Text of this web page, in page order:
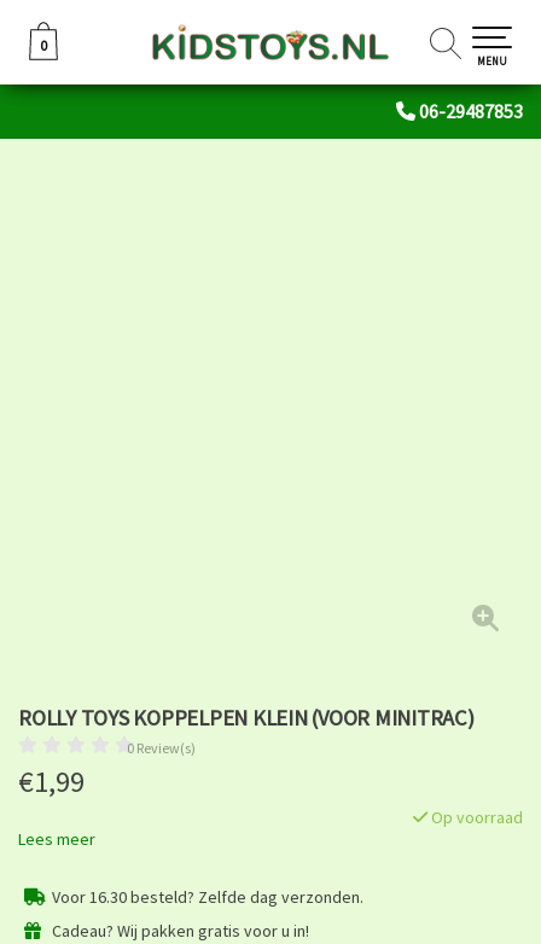
06-29487853
0
0
MENU
ROLLY TOYS KOPPELPEN KLEIN (VOOR MINITRAC)
0 Review(s)
€1,99
Op voorraad
Lees meer
Voor 16.30 besteld? Zelfde dag verzonden.
Cadeau? Wij pakken gratis voor u in!